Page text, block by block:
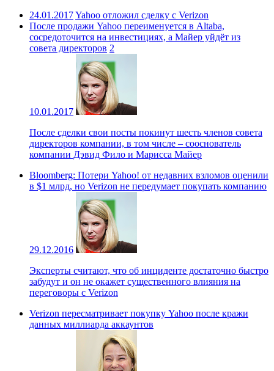
24.01.2017Yahoo отложил сделку с Verizon
После продажи Yahoo переименуется в Altaba,
сосредоточится на инвестициях, а Майер уйдёт из
совета директоров 2
10.01.2017
После сделки свои посты покинут шесть членов совета
директоров компании, в том числе – сооснователь
компании Дэвид Фило и Марисса Майер
Bloomberg: Потери Yahoo! от недавних взломов оценили
в $1 млрд, но Verizon не передумает покупать компанию
29.12.2016
Эксперты считают, что об инциденте достаточно быстро
забудут и он не окажет существенного влияния на
переговоры с Verizon
Verizon пересматривает покупку Yahoo после кражи
данных миллиарда аккаунтов